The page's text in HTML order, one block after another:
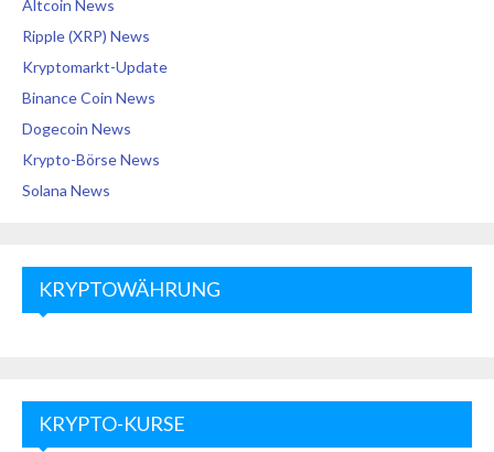
Altcoin News
Ripple (XRP) News
Kryptomarkt-Update
Binance Coin News
Dogecoin News
Krypto-Börse News
Solana News
KRYPTOWÄHRUNG
KRYPTO-KURSE